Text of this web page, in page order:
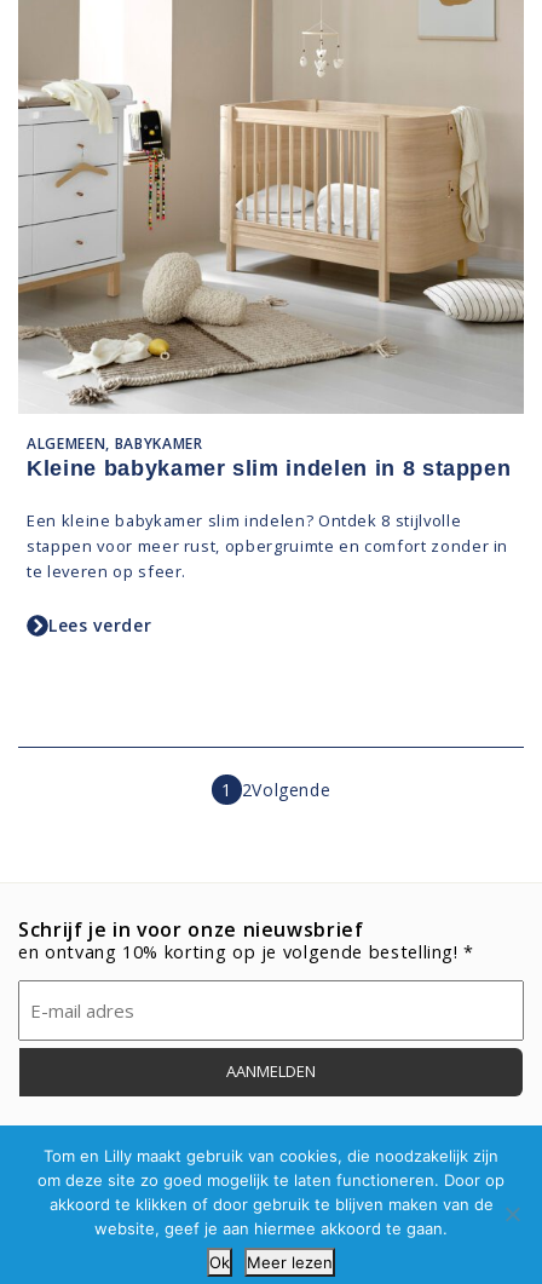
ALGEMEEN, BABYKAMER
Kleine babykamer slim indelen in 8 stappen
Een kleine babykamer slim indelen? Ontdek 8 stijlvolle
stappen voor meer rust, opbergruimte en comfort zonder in
te leveren op sfeer.
Lees verder
1 2Volgende
Schrijf je in voor onze nieuwsbrief
en ontvang 10% korting op je volgende bestelling! *
Email
(Vereist)
© Tom & Lilly 2026
Tom en Lilly maakt gebruik van cookies, die noodzakelijk zijn
om deze site zo goed mogelijk te laten functioneren. Door op
akkoord te klikken of door gebruik te blijven maken van de
website, geef je aan hiermee akkoord te gaan.
Ok
Meer lezen